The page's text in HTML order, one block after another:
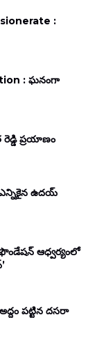
:
: ఘనంగా
రెడ్డి ప్రయాణం
ఎన్నికైన ఉదయ్
ఆధ్వర్యంలో
పట్టిన దసరా